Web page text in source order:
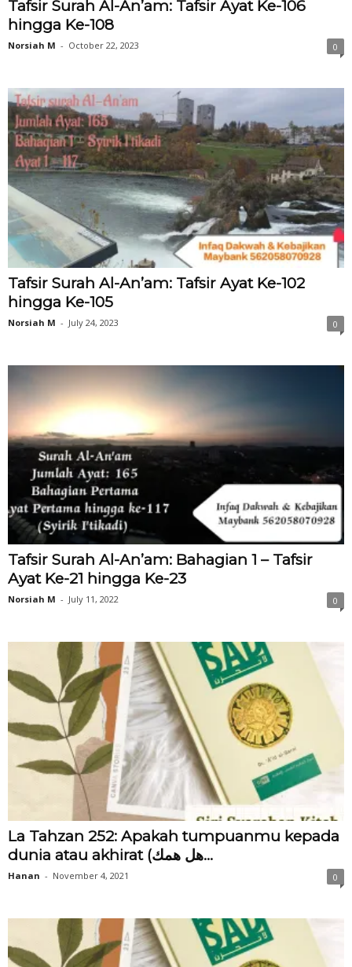
Tafsir Surah Al-An’am: Tafsir Ayat Ke-106
hingga Ke-108
Norsiah M - October 22, 2023 0
Tafsir Surah Al-An’am: Tafsir Ayat Ke-102
hingga Ke-105
Norsiah M - July 24, 2023 0
Tafsir Surah Al-An’am: Bahagian 1 – Tafsir
Ayat Ke-21 hingga Ke-23
Norsiah M - July 11, 2022 0
La Tahzan 252: Apakah tumpuanmu kepada
dunia atau akhirat (هل همك...
Hanan - November 4, 2021 0